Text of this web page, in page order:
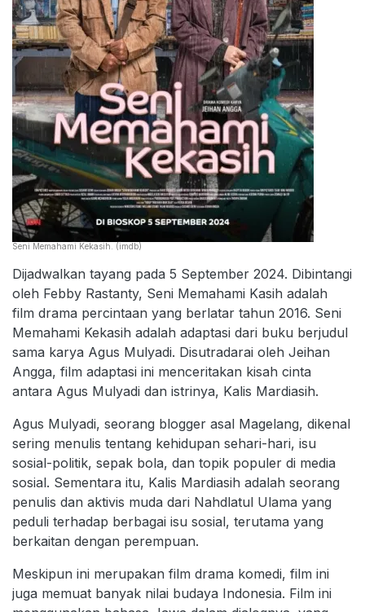
Seni Memahami Kekasih. (imdb)
Dijadwalkan tayang pada 5 September 2024. Dibintangi
oleh Febby Rastanty, Seni Memahami Kasih adalah
film drama percintaan yang berlatar tahun 2016. Seni
Memahami Kekasih adalah adaptasi dari buku berjudul
sama karya Agus Mulyadi. Disutradarai oleh Jeihan
Angga, film adaptasi ini menceritakan kisah cinta
antara Agus Mulyadi dan istrinya, Kalis Mardiasih.
Agus Mulyadi, seorang blogger asal Magelang, dikenal
sering menulis tentang kehidupan sehari-hari, isu
sosial-politik, sepak bola, dan topik populer di media
sosial. Sementara itu, Kalis Mardiasih adalah seorang
penulis dan aktivis muda dari Nahdlatul Ulama yang
peduli terhadap berbagai isu sosial, terutama yang
berkaitan dengan perempuan.
Meskipun ini merupakan film drama komedi, film ini
juga memuat banyak nilai budaya Indonesia. Film ini